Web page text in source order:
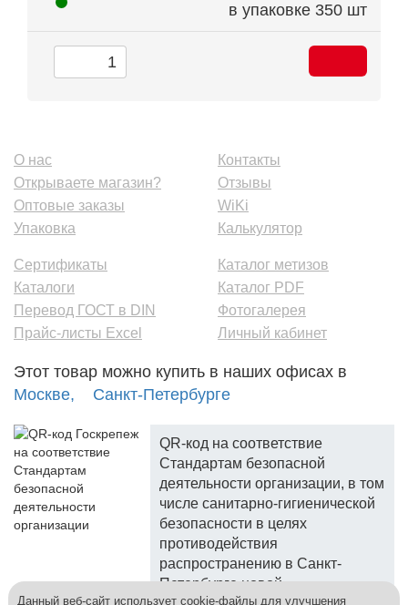
в упаковке 350 шт
О нас
Открываете магазин?
Оптовые заказы
Упаковка
Контакты
Отзывы
WiKi
Калькулятор
Сертификаты
Каталоги
Перевод ГОСТ в DIN
Прайс-листы Excel
Каталог метизов
Каталог PDF
Фотогалерея
Личный кабинет
Этот товар можно купить в наших офисах в
Москве,
Санкт-Петербурге
QR-код на соответствие
Стандартам безопасной
деятельности организации, в том
числе санитарно-гигиенической
безопасности в целях
противодействия
распространению в Санкт-
Петербурге новой
Данный веб-сайт использует cookie-файлы для улучшения